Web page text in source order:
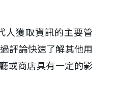
人獲取資訊的主要管
評論快速了解其他用
或商店具有一定的影